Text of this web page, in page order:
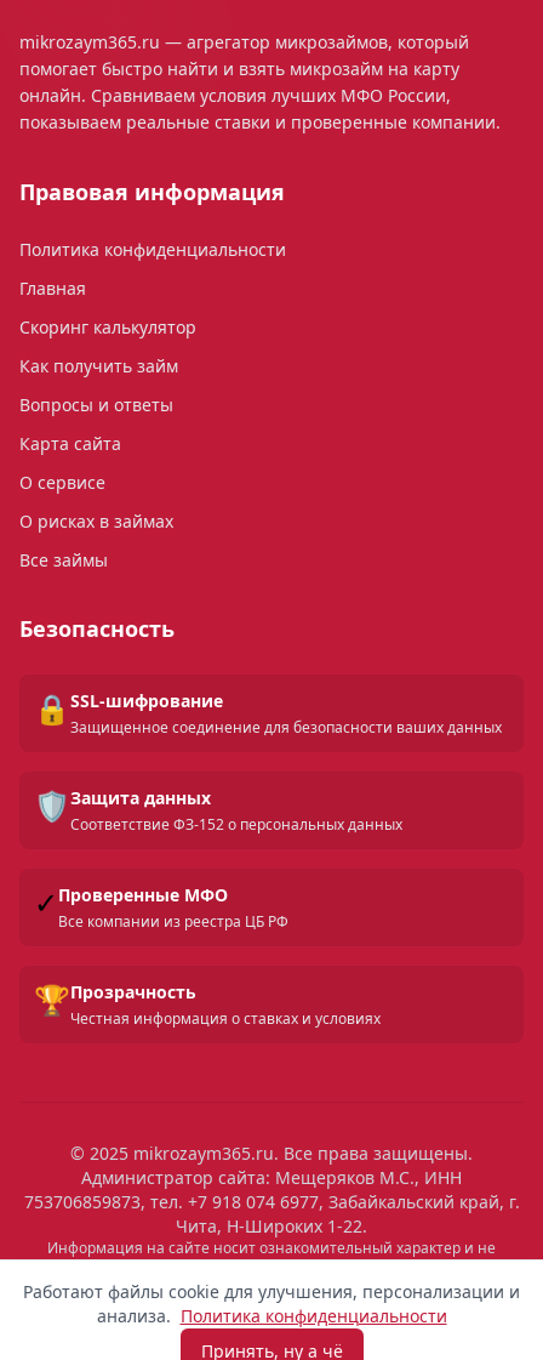
Скрыть
18:02
Выдан
Ростов-на-Дону
Работают файлы cookie для улучшения, персонализации и
анализа. Политика конфиденциальности
Принять, ну а чё
mikrozaym365.ru — агрегатор микрозаймов, который
помогает быстро найти и взять микрозайм на карту
онлайн. Сравниваем условия лучших МФО России,
показываем реальные ставки и проверенные компании.
Правовая информация
Политика конфиденциальности
Главная
Скоринг калькулятор
Как получить займ
Вопросы и ответы
Карта сайта
О сервисе
О рисках в займах
Все займы
Безопасность
🔒 SSL-шифрование
Защищенное соединение для безопасности ваших данных
🛡️ Защита данных
Соответствие ФЗ-152 о персональных данных
✓ Проверенные МФО
Все компании из реестра ЦБ РФ
🏆Прозрачность
Честная информация о ставках и условиях
© 2025 mikrozaym365.ru. Все права защищены.
Администратор сайта: Мещеряков М.С., ИНН
753706859873, тел. +7 918 074 6977, Забайкальский край, г.
Чита, Н-Широких 1-22.
Информация на сайте носит ознакомительный характер и не
является публичной офертой. Все условия микрозаймов уточняйте
на сайтах МФО. Помните: займ — это обязательство, которое
необходимо исполнять. Невыполнение обязательств влечет штрафы
и ухудшение кредитной истории. Услуги предоставляются
микрофинансовыми организациями, состоящими в реестре ЦБ РФ.